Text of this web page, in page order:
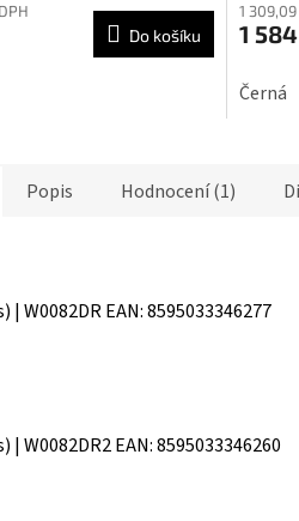
Do košíku
je
5,0
z
1
1
Černá
Popis Hodnocení (1)
| W0082DREAN:8595033346277
| W0082DR2EAN:8595033346260